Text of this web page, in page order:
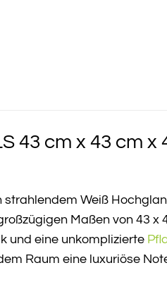
43 cm x 43 cm x
Weiß
Maßen von 43
und eine unkomplizierte
Raum eine luxuriöse